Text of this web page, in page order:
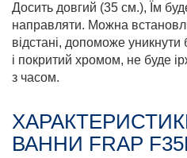
Досить довгий (35 см.), Їм
направляти. Можна
відстані, допоможе уникнути
і покритий хромом, не буде
з часом.
ВАННИ FRAP